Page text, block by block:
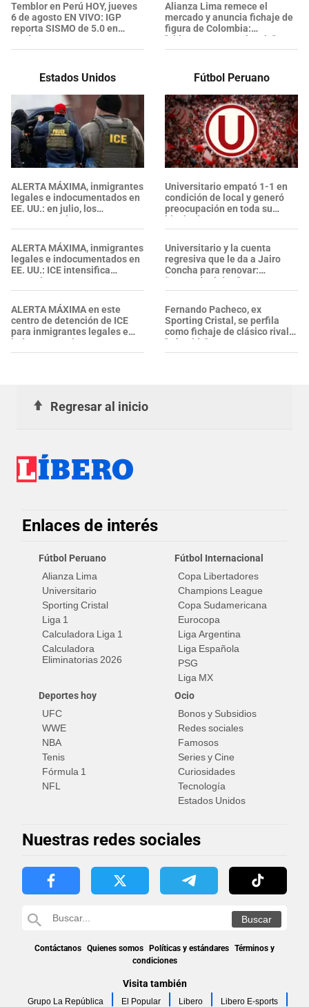
Temblor en Perú HOY, jueves
6 de agosto EN VIVO: IGP
reporta SISMO de 5.0 en
Junín AHORA
Alianza Lima remece el
mercado y anuncia fichaje de
figura de Colombia:
"Liderazgo y experiencia"
Estados Unidos
ALERTA MÁXIMA, inmigrantes
legales e indocumentados en
EE. UU.: en julio, los
ARRESTOS de ICE se
intensificaron y alcanzaron su
nivel más alto
ALERTA MÁXIMA, inmigrantes
legales e indocumentados en
EE. UU.: ICE intensifica
operativos en aeropuertos y
arresta a NUMEROSOS
EXTRANJEROS en un solo día
ALERTA MÁXIMA en este
centro de detención de ICE
para inmigrantes legales e
indocumentados en EE. UU.:
SALVADOREÑO falleció tras
Fútbol Peruano
Universitario empató 1-1 en
condición de local y generó
preocupación en toda su
hinchada
Universitario y la cuenta
regresiva que le da a Jairo
Concha para renovar:
“Dependerá de..."
Fernando Pacheco, ex
Sporting Cristal, se perfila
como fichaje de clásico rival:
"Ofrecido"
Regresar al inicio
Enlaces de interés
Fútbol Peruano
Alianza Lima
Universitario
Sporting Cristal
Liga 1
Calculadora Liga 1
Calculadora
Eliminatorias 2026
Fútbol Internacional
Copa Libertadores
Champions League
Copa Sudamericana
Eurocopa
Liga Argentina
Liga Española
PSG
Liga MX
Deportes hoy
UFC
WWE
NBA
Tenis
Fórmula 1
NFL
Ocio
Bonos y Subsidios
Redes sociales
Famosos
Series y Cine
Curiosidades
Tecnología
Estados Unidos
Nuestras redes sociales
Contáctanos Quienes somos Políticas y estándares Términos y
condiciones
Visita también
Grupo La República El Popular Libero Libero E-sports